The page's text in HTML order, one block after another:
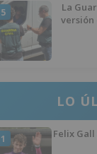
5
La
LO
1
Felix